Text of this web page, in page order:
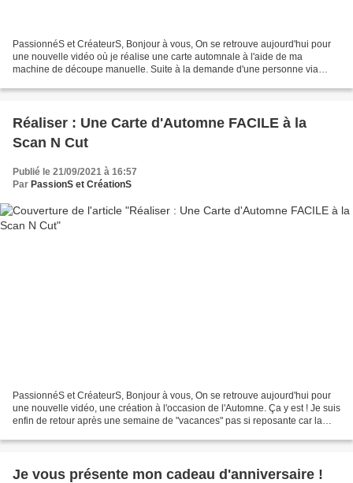
PassionnéS et CréateurS, Bonjour à vous, On se retrouve aujourd'hui pour
une nouvelle vidéo où je réalise une carte automnale à l'aide de ma
machine de découpe manuelle. Suite à la demande d'une personne via
Réaliser : Une Carte d'Automne FACILE à la
Scan N Cut
Publié le 21/09/2021 à 16:57
Par PassionS et CréationS
PassionnéS et CréateurS, Bonjour à vous, On se retrouve aujourd'hui pour
une nouvelle vidéo, une création à l'occasion de l'Automne. Ça y est ! Je suis
enfin de retour après une semaine de "vacances" pas si reposante car la
Je vous présente mon cadeau d'anniversaire !